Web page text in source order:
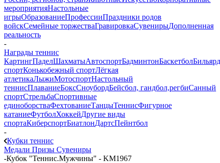
мероприятияНастольные
игрыОбразованиеПрофессииПраздники родов
войскСемейные торжестваГравировкаСувенирыДополненная
реальность
-
Награды теннис
КартингПаделШахматыАвтоспортБадминтонБаскетболБильярд
спортКонькобежный спортЛёгкая
атлетикаЛыжиМотоспортНастольный
теннисПлаваниеБоксСноубордБейсбол, гандбол,регбиСанный
спортСтрельбаСпортивные
единоборстваФехтованиеТанцыТеннисФигурное
катаниеФутболХоккейДругие виды
спортаКиберспортБиатлонДартсПейнтбол
-
Кубки теннис
Медали Призы Сувениры
-Кубок "Теннис.Мужчины" - KM1967